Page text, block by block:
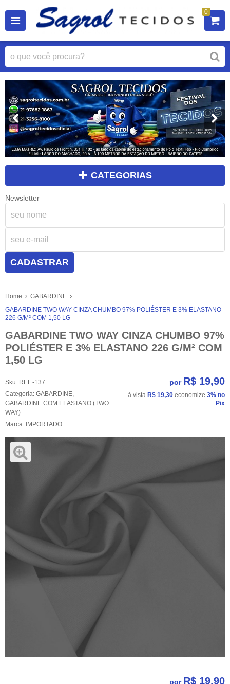
0
CATEGORIAS
Newsletter
CADASTRAR
Home
GABARDINE
GABARDINE TWO WAY CINZA CHUMBO 97% POLIÉSTER E 3% ELASTANO
226 G/M² COM 1,50 LG
GABARDINE TWO WAY CINZA CHUMBO 97%
POLIÉSTER E 3% ELASTANO 226 G/M² COM
1,50 LG
Sku: REF.-137
Categoria: GABARDINE,
GABARDINE COM ELASTANO (TWO
WAY)
Marca: IMPORTADO
por R$ 19,90
à vista R$ 19,30 economize 3% no
Pix
por R$ 19,90